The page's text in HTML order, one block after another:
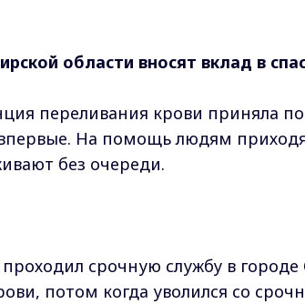
области вносят вклад в
переливания крови приняла
На помощь людям
без очереди.
срочную службу в городе
потом когда уволился со